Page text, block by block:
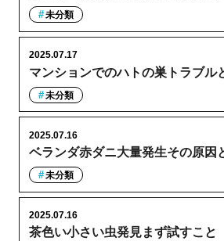
未分類
マンションでのハトの巣トラブル
2025.07.17
未分類
ベランダ赤ダニ大量発生その原因
2025.07.16
未分類
茶色い小さい虫発見まず試すこと
2025.07.16